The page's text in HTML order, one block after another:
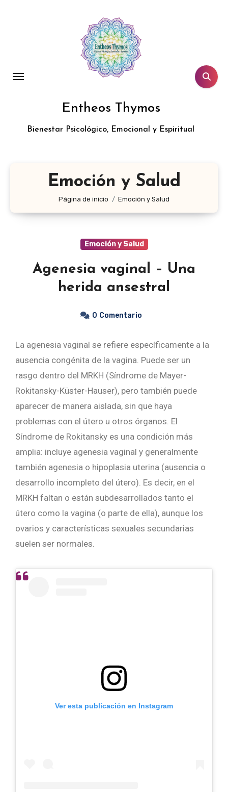
Entheos Thymos
Bienestar Psicológico, Emocional y Espiritual
Emoción y Salud
Página de inicio Emoción y Salud
Emoción y Salud
Agenesia vaginal – Una
herida ansestral
0 Comentario
La agenesia vaginal se refiere específicamente a la
ausencia congénita de la vagina. Puede ser un
rasgo dentro del MRKH (Síndrome de Mayer-
Rokitansky-Küster-Hauser), pero también puede
aparecer de manera aislada, sin que haya
problemas con el útero u otros órganos. El
Síndrome de Rokitansky es una condición más
amplia: incluye agenesia vaginal y generalmente
también agenesia o hipoplasia uterina (ausencia o
desarrollo incompleto del útero). Es decir, en el
MRKH faltan o están subdesarrollados tanto el
útero como la vagina (o parte de ella), aunque los
ovarios y características sexuales secundarias
suelen ser normales.
Ver esta publicación en Instagram